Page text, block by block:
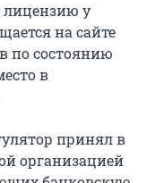
лицензию у
на сайте
по состоянию
в
принял в
организацией